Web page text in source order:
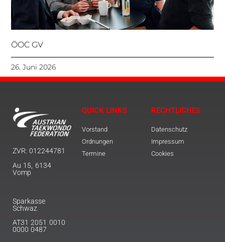
ÖOC GV
26. Juni 2026
ZVR: 012244781
Au 15, 6134
Vomp
Sparkasse
Schwaz
AT31 2051 0010
0000 0487
QUICK LINKS
Vorstand
Ordnungen
Termine
RECHTLICHES
Datenschutz
Impressum
Cookies